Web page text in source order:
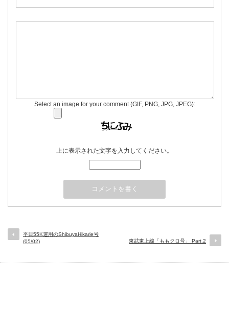
Select an image for your comment (GIF, PNG, JPG, JPEG):
上に表示された文字を入力してください。
平日55K運用のShibuyaHikarie号
(05/02)
東武東上線「ももクロ号」 Part.2